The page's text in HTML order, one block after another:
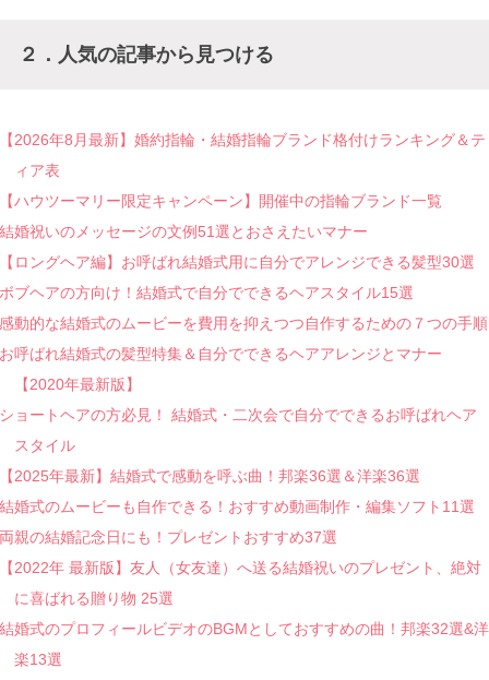
２．人気の記事から見つける
【2026年8月最新】婚約指輪・結婚指輪ブランド格付けランキング＆テ
ィア表
【ハウツーマリー限定キャンペーン】開催中の指輪ブランド一覧
結婚祝いのメッセージの文例51選とおさえたいマナー
【ロングヘア編】お呼ばれ結婚式用に自分でアレンジできる髪型30選
ボブヘアの方向け！結婚式で自分でできるヘアスタイル15選
感動的な結婚式のムービーを費用を抑えつつ自作するための７つの手順
お呼ばれ結婚式の髪型特集＆自分でできるヘアアレンジとマナー
【2020年最新版】
ショートヘアの方必見！ 結婚式・二次会で自分でできるお呼ばれヘア
スタイル
【2025年最新】結婚式で感動を呼ぶ曲！邦楽36選＆洋楽36選
結婚式のムービーも自作できる！おすすめ動画制作・編集ソフト11選
両親の結婚記念日にも！プレゼントおすすめ37選
【2022年 最新版】友人（女友達）へ送る結婚祝いのプレゼント、絶対
に喜ばれる贈り物 25選
結婚式のプロフィールビデオのBGMとしておすすめの曲！邦楽32選&洋
楽13選